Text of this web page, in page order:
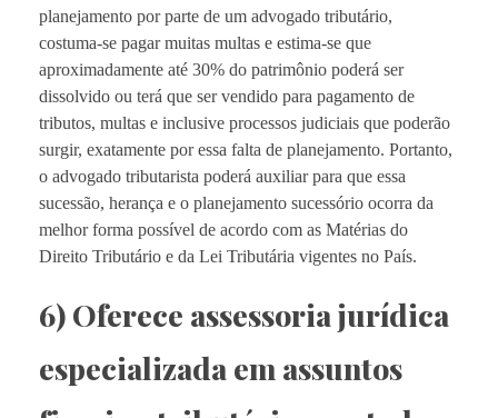
planejamento por parte de um advogado tributário,
costuma-se pagar muitas multas e estima-se que
aproximadamente até 30% do patrimônio poderá ser
dissolvido ou terá que ser vendido para pagamento de
tributos, multas e inclusive processos judiciais que poderão
surgir, exatamente por essa falta de planejamento. Portanto,
o advogado tributarista poderá auxiliar para que essa
sucessão, herança e o planejamento sucessório ocorra da
melhor forma possível de acordo com as Matérias do
Direito Tributário e da Lei Tributária vigentes no País.
6) Oferece assessoria jurídica
especializada em assuntos